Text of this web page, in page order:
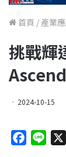
首頁 / 產業
挑戰輝
2024-10-15